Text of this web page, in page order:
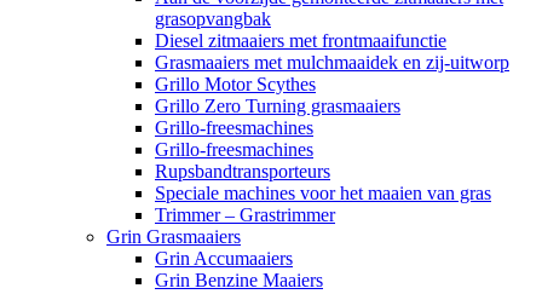
grasopvangbak
Diesel zitmaaiers met frontmaaifunctie
Grasmaaiers met mulchmaaidek en zij-uitworp
Grillo Motor Scythes
Grillo Zero Turning grasmaaiers
Grillo-freesmachines
Grillo-freesmachines
Rupsbandtransporteurs
Speciale machines voor het maaien van gras
Trimmer – Grastrimmer
Grin Grasmaaiers
Grin Accumaaiers
Grin Benzine Maaiers